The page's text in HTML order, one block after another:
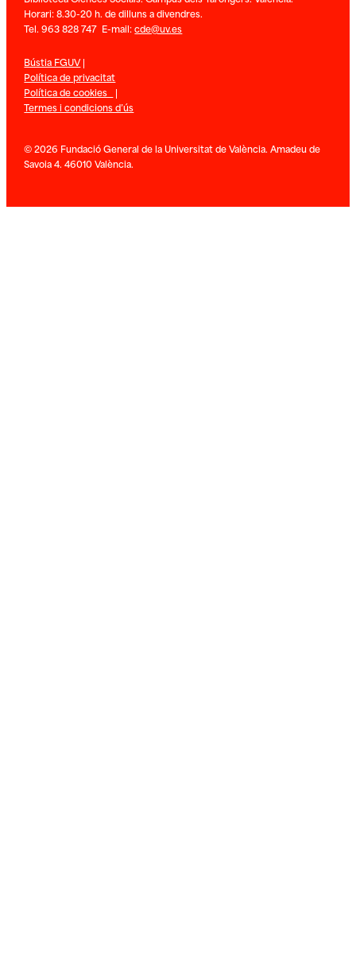
Horari: 8.30-20 h. de dilluns a divendres.
Tel. 963 828 747 E-mail:cde@uv.es
Bústia FGUV|
Política de privacitat
Política de cookies |
Termes i condicions d’ús
© 2026 Fundació General de la Universitat de València. Amadeu de
Savoia 4. 46010 València.